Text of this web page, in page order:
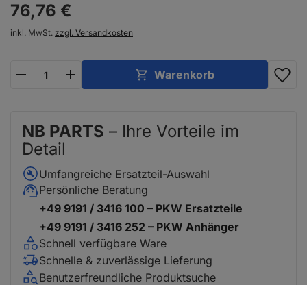
76,76 €
inkl. MwSt. zzgl. Versandkosten
Warenkorb
NB PARTS – Ihre Vorteile im
Detail
Umfangreiche Ersatzteil-Auswahl
Persönliche Beratung
+49 9191 / 3416 100 – PKW Ersatzteile
+49 9191 / 3416 252 – PKW Anhänger
Schnell verfügbare Ware
Schnelle & zuverlässige Lieferung
Benutzerfreundliche Produktsuche